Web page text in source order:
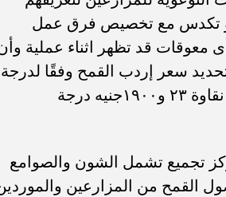
أو تكدس مع تخصيص فرق عمل
أى معوقات قد تظهر اثناء عملية
للفدان الواحد وتم تحديد سعر إردب القمح وفقًا لدرجة
النقاوة، وهى ٢٠٠٠ جنيه لدرجة نقاوة ٢٣.٥ و١٩٥٠ جنيهًا درجة نقاوة ٢٣ و١٩٠٠جنيه درجة
زراعة سوهاج إلى أنه تم الإنتهاء من تجهيز 17 مركز تجميع تشمل الشون والصوامع
القمح من المزارعين